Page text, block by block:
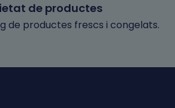
de productes
de productes frescs i congelats.